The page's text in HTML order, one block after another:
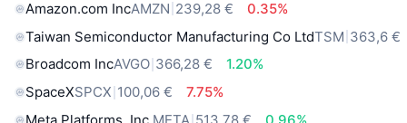
Amazon.com IncAMZN 239,28 €
0.35%
Taiwan Semiconductor Manufacturing Co LtdTSM 363,6 €
Broadcom IncAVGO 366,28 €
1.20%
SpaceXSPCX 100,06 €
7.75%